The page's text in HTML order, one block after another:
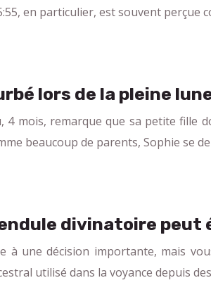
en particulier, est souvent perçue
lors de la pleine
4 mois, remarque que sa petite fille
beaucoup de parents, Sophie se
divinatoire peut
à une décision importante, mais
utilisé dans la voyance depuis